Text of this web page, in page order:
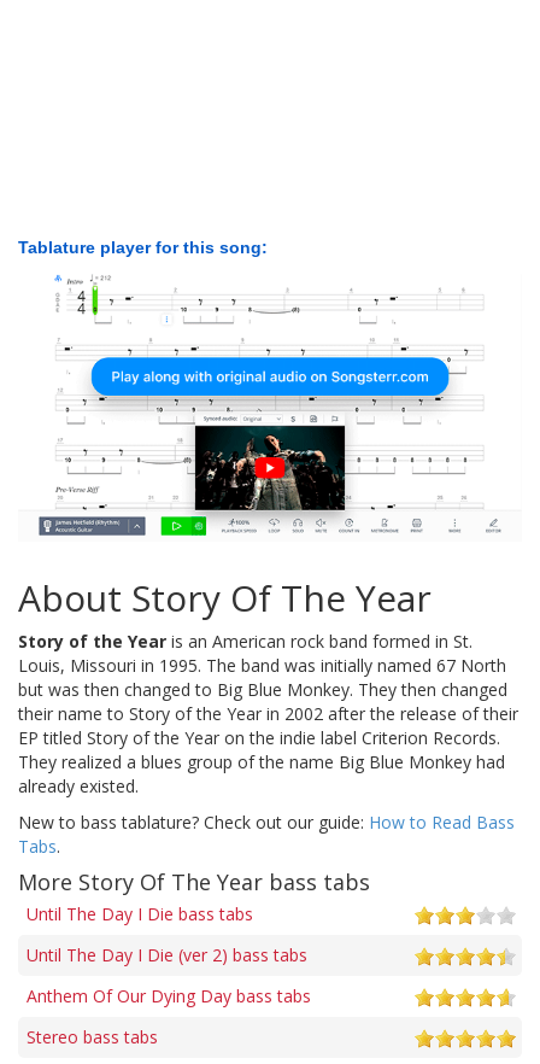
Tablature player for this song:
About Story Of The Year
Story of the Year is an American rock band formed in St.
Louis, Missouri in 1995. The band was initially named 67 North
but was then changed to Big Blue Monkey. They then changed
their name to Story of the Year in 2002 after the release of their
EP titled Story of the Year on the indie label Criterion Records.
They realized a blues group of the name Big Blue Monkey had
already existed.
New to bass tablature? Check out our guide: How to Read Bass
Tabs.
More Story Of The Year bass tabs
Until The Day I Die bass tabs
Until The Day I Die (ver 2) bass tabs
Anthem Of Our Dying Day bass tabs
Stereo bass tabs